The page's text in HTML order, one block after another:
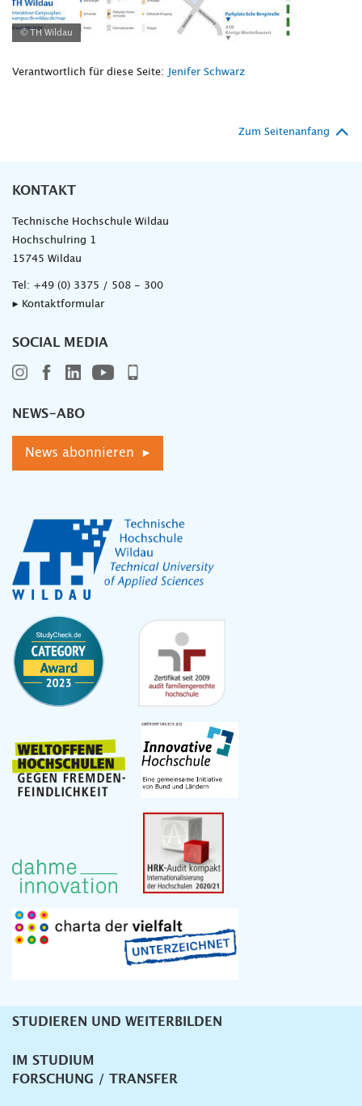
© TH Wildau
Verantwortlich für diese Seite: Jenifer Schwarz
Zum Seitenanfang
KONTAKT
Technische Hochschule Wildau
Hochschulring 1
15745 Wildau
Tel: +49 (0) 3375 / 508 - 300
▸ Kontaktformular
SOCIAL MEDIA
NEWS-ABO
News abonnieren ▸
Unternavigation
STUDIEREN UND WEITERBILDEN
IM STUDIUM
FORSCHUNG / TRANSFER